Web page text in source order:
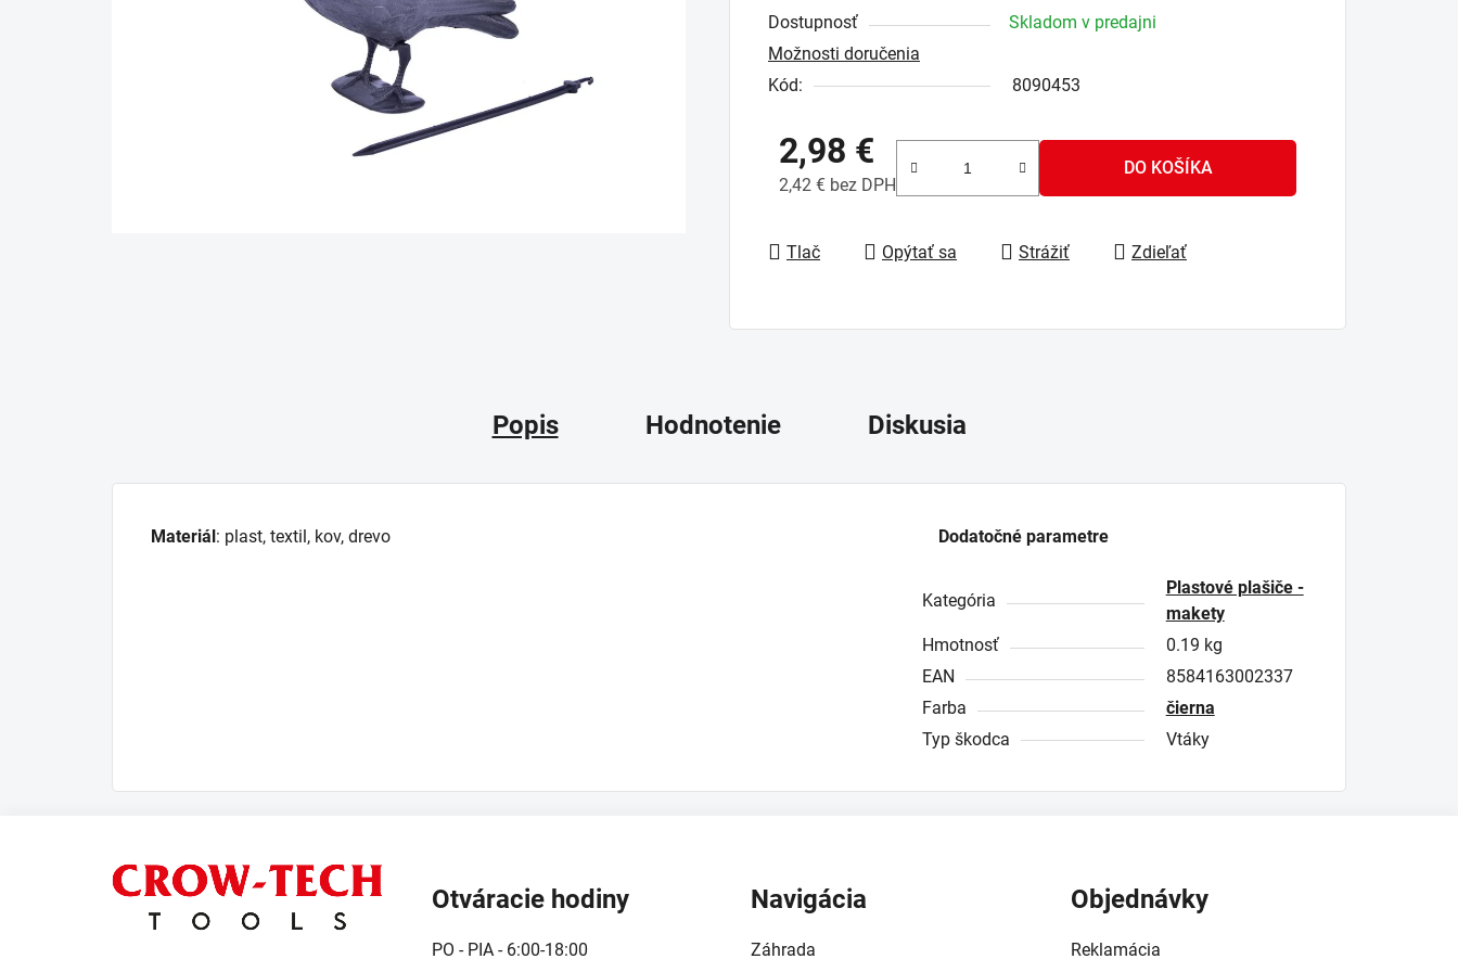
je
0,0
z
hviezdičiek.
Dostupnosť
Skladom v predajni
Možnosti doručenia
Kód:
8090453
2,98 €
2,42 € bez DPH
DO KOŠÍKA
Tlač Opýtať sa Strážiť Zdieľať
Popis Hodnotenie Diskusia
Materiál: plast, textil, kov, drevo Dodatočné parametre
Kategória
Plastové plašiče -
makety
Hmotnosť
0.19 kg
EAN
8584163002337
Farba
čierna
Typ škodca
Vtáky
Otváracie hodiny
PO - PIA - 6:00-18:00
Navigácia
Záhrada
Objednávky
Reklamácia